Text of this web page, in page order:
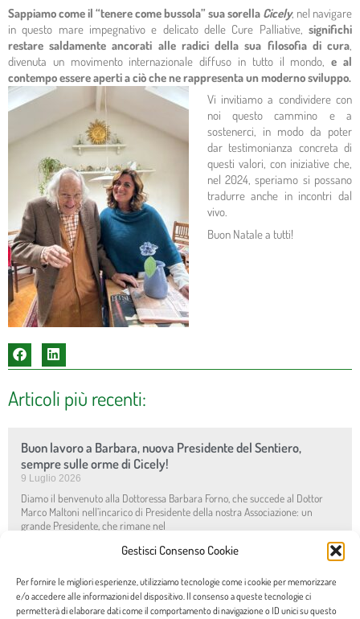
Gestisci Consenso Cookie
Per fornire le migliori esperienze, utilizziamo tecnologie come i cookie per memorizzare
e/o accedere alle informazioni del dispositivo. Il consenso a queste tecnologie ci
permetterà di elaborare dati come il comportamento di navigazione o ID unici su questo
Sappiamo come il “tenere come bussola” sua sorella Cicely, nel navigare
in questo mare impegnativo e delicato delle Cure Palliative, significhi
restare saldamente ancorati alle radici della sua filosofia di cura
divenuta un movimento internazionale diffuso in tutto il mondo,e al
contempo essere aperti a ciò che ne rappresenta un moderno sviluppo.
Vi invitiamo a condividere con
noi questo cammino e a
sostenerci, in modo da poter
dar testimonianza concreta di
questi valori, con iniziative che,
nel 2024, speriamo si possano
tradurre anche in incontri dal
vivo.
Buon Natale a tutti!
Articoli più recenti:
Buon lavoro a Barbara, nuova Presidente del Sentiero,
sempre sulle orme di Cicely!
9 Luglio 2026
Diamo il benvenuto alla Dottoressa Barbara Forno, che succede al Dottor
Marco Maltoni nell’incarico di Presidente della nostra Associazione: un
grande Presidente, che rimane nel
Diario di bordo: il Play “Cicely and David” all’Hospice di
Forlimpopoli, come a casa.